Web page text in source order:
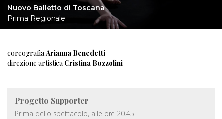
Nuovo Balletto di Toscana
Prima Regionale
coreografiaArianna Benedetti
direzione artistica Cristina Bozzolini
Progetto Supporter
Prima dello spettacolo, alle ore 20.45